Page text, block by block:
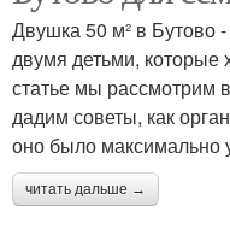
Двушка 50 м² в Бутово
двумя детьми, которые
статье мы рассмотрим
дадим советы, как
оно было
читать дальше →